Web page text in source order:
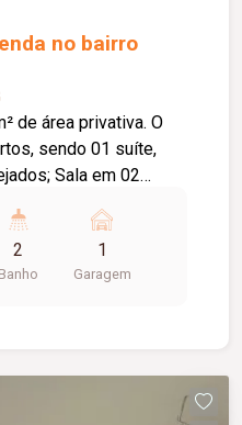
no bairro
de área privativa. O
sendo 01 suíte,
Sala em 02
Área de
01 vaga de
cozinha e área
distribuídos,
2
Banho
1
Garagem